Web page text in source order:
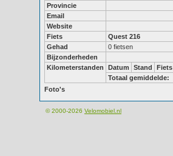
Provincie
Email
Website
Fiets
Quest 216
Gehad
0 fietsen
Bijzonderheden
Kilometerstanden
Datum Stand Fiets
Totaal gemiddelde:
Foto's
© 2000-2026 Velomobiel.nl